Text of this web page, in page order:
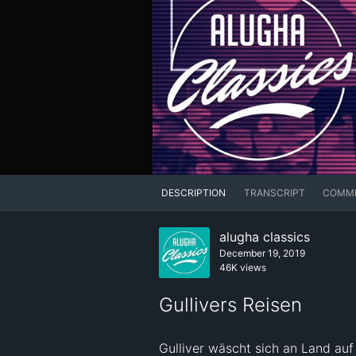
DESCRIPTION TRANSCRIPT
alugha classics
December 19, 2019
46K views
Gullivers Reisen
Gulliver wäscht sich an Land